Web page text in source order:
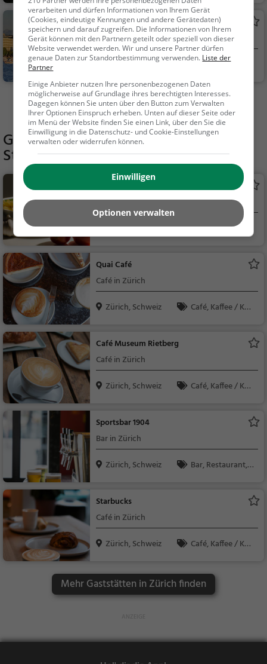
r
Bootsvermietung Rytz+Kreuzer
Bootsverleih in Zürich
Zürich, Schweiz
Familie & Kinder,
Natur
Mehr Aktivitäten in Zürich finden
Gaststätten in der Nähe von
Stadtrallye - Zürich See
Italienisches Restaurant in Zürich
Zürich, Schweiz
Restaurant, Italie
Quai Café
Café in Zürich
Zürich, Schweiz
Café, Kaffee / Kuc
Café Museum Rietberg
Café in Zürich
Zürich, Schweiz
Café, Kaffee / Kuc
Sportsbar 1904
Bar in Zürich
Zürich, Schweiz
Bar, Restaurant, S
Starbucks
Café in Zürich
Zürich, Schweiz
Café, Kaffee / Kuc
ck / Teigwaren
Mehr Gaststätten in Zürich finden
verarbeiten und dürfen Informationen von Ihrem Gerät
(Cookies, eindeutige Kennungen und andere Gerätedaten)
speichern und darauf zugreifen. Die Informationen von Ihrem
Gerät können mit den Partnern geteilt oder speziell von dieser
Website verwendet werden. Wir und unsere Partner dürfen
genaue Daten zur Standortbestimmung verwenden. Liste der
Partner
Einige Anbieter nutzen Ihre personenbezogenen Daten
möglicherweise auf Grundlage ihres berechtigten Interesses.
Dagegen können Sie unten über den Button zum Verwalten
Ihrer Optionen Einspruch erheben. Unten auf dieser Seite oder
im Menü der Website finden Sie einen Link, über den Sie die
Einwilligung in die Datenschutz- und Cookie-Einstellungen
verwalten oder widerrufen können.
Einwilligen
Optionen verwalten